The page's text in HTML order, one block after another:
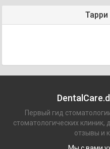
Первый гид
стоматологических клиник,
отзывы и